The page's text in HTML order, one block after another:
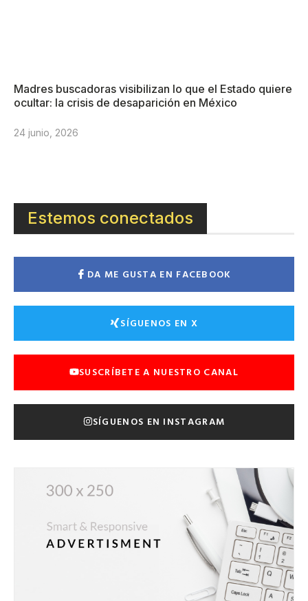
Madres buscadoras visibilizan lo que el Estado quiere
ocultar: la crisis de desaparición en México
24 junio, 2026
Estemos conectados
DA ME GUSTA EN FACEBOOK
SÍGUENOS EN X
SUSCRÍBETE A NUESTRO CANAL
SÍGUENOS EN INSTAGRAM